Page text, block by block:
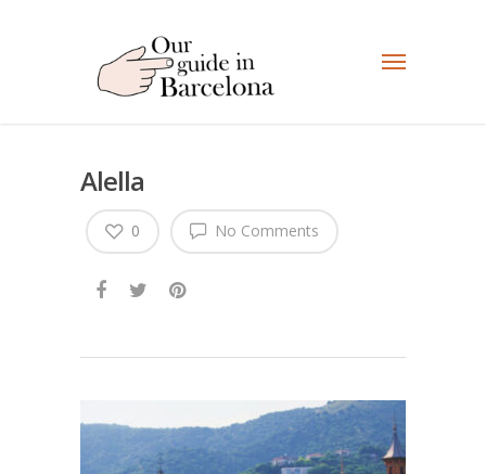
Alella
No Comments
0